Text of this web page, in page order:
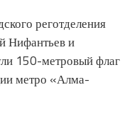
реготделения
Нифантьев и
150-метровый флаг
метро «Алма-